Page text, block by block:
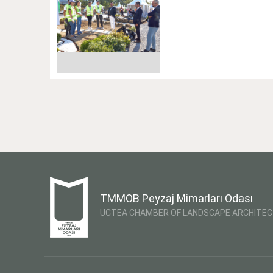
TMMOB Peyzaj Mimarları Odası
UCTEA CHAMBER OF LANDSCAPE